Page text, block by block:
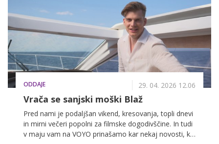
ODDAJE 29. 04. 2026 12.06
Vrača se sanjski moški Blaž
Pred nami je podaljšan vikend, kresovanja, topli dnevi
in mirni večeri popolni za filmske dogodivščine. In tudi
v maju vam na VOYO prinašamo kar nekaj novosti, ki